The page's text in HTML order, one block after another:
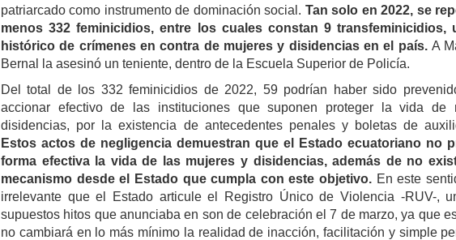
patriarcado como instrumento de dominación social. Tan solo en 2022, se
menos 332 feminicidios, entre los cuales constan 9 transfeminicidios,
histórico de crímenes en contra de mujeres y disidencias en el país. A
Bernal la asesinó un teniente, dentro de la Escuela Superior de Policía.
Del total de los 332 feminicidios de 2022, 59 podrían haber sido
accionar efectivo de las instituciones que suponen proteger la vida de
disidencias, por la existencia de antecedentes penales y boletas de
Estos actos de negligencia demuestran que el Estado ecuatoriano no
forma efectiva la vida de las mujeres y disidencias, además de no
mecanismo desde el Estado que cumpla con este objetivo. En este
irrelevante que el Estado articule el Registro Único de Violencia -RUV-,
supuestos hitos que anunciaba en son de celebración el 7 de marzo, ya que
no cambiará en lo más mínimo la realidad de inacción, facilitación y simple